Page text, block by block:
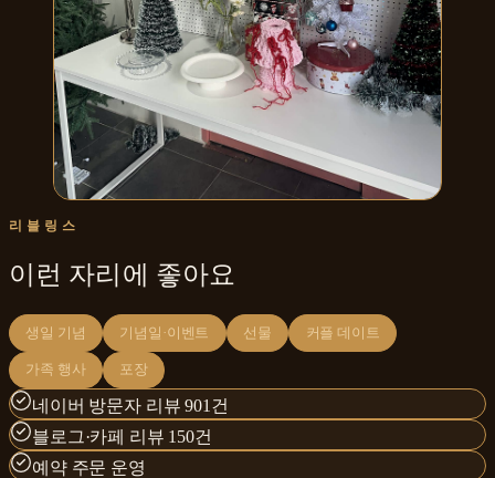
리블링스
이런 자리에 좋아요
생일 기념 기념일·이벤트 선물 커플 데이트
가족 행사 포장
네이버 방문자 리뷰 901건
블로그·카페 리뷰 150건
예약 주문 운영